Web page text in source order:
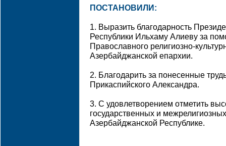
ПОСТАНОВИЛИ:
1. Выразить благодарность
Республики Ильхаму Алиеву за
Православного религиозно-
Азербайджанской епархии.
2. Благодарить за понесенные
Прикаспийского Александра.
3. С удовлетворением отметить
государственных и
Азербайджанской Республике.